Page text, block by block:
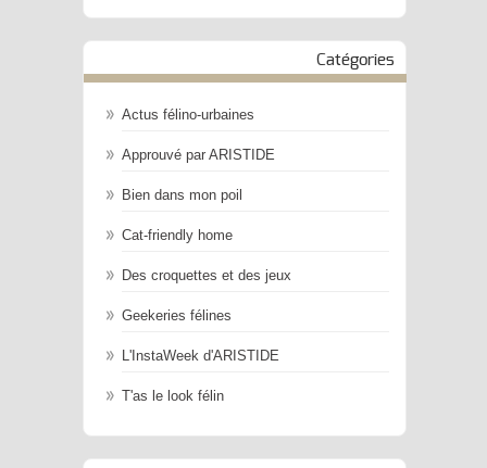
Catégories
Actus félino-urbaines
Approuvé par ARISTIDE
Bien dans mon poil
Cat-friendly home
Des croquettes et des jeux
Geekeries félines
L'InstaWeek d'ARISTIDE
T'as le look félin